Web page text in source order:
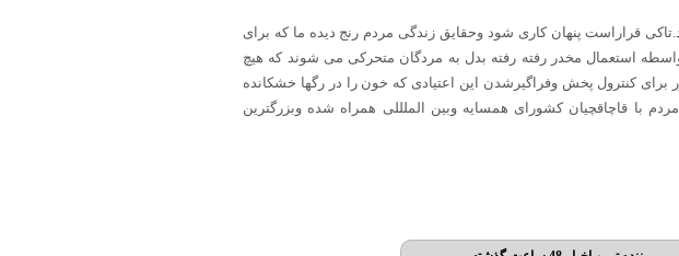
قراراست پنهان کاری شود وحقایق زندگی مردم رنج دیده ما که برای
استعمال مخدر رفته رفته بدل به مردگان متحرکی می شوند که هیچ
کنترول پخش وفراگیرشدن این اعتیادی که خون را در رگها خشکانده
با قاچاقچیان کشورای همسایه وبین الملللی همراه شده وبزرگترین